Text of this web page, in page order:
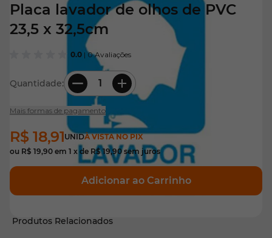
0.0 | 0 Avaliações
Placa lavador de olhos de PVC
23,5 x 32,5cm
Quantidade:
Mais formas de pagamento
R$ 18,91UNIDÀ VISTA NO PIX
ou R$ 19,90 em 1 x de R$ 19,90sem juros
Adicionar ao Carrinho
Produtos Relacionados